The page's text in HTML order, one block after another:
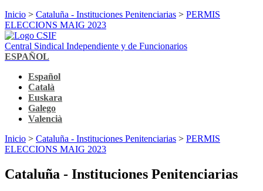
Inicio > Cataluña - Instituciones Penitenciarias > PERMIS
ELECCIONS MAIG 2023
Central Sindical Independiente y de Funcionarios
ESPAÑOL
Español
Català
Euskara
Galego
Valencià
Inicio > Cataluña - Instituciones Penitenciarias > PERMIS
ELECCIONS MAIG 2023
Cataluña - Instituciones Penitenciarias